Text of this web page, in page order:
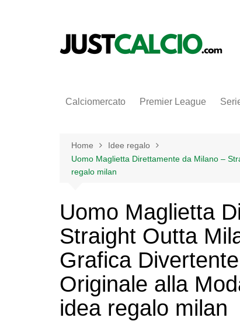
Calciomercato Premier League
Home
Idee regalo
Uomo Maglietta Direttamente da Milano –
regalo milan
Uomo Maglietta
Straight Outta
Grafica
Originale alla
idea regalo milan